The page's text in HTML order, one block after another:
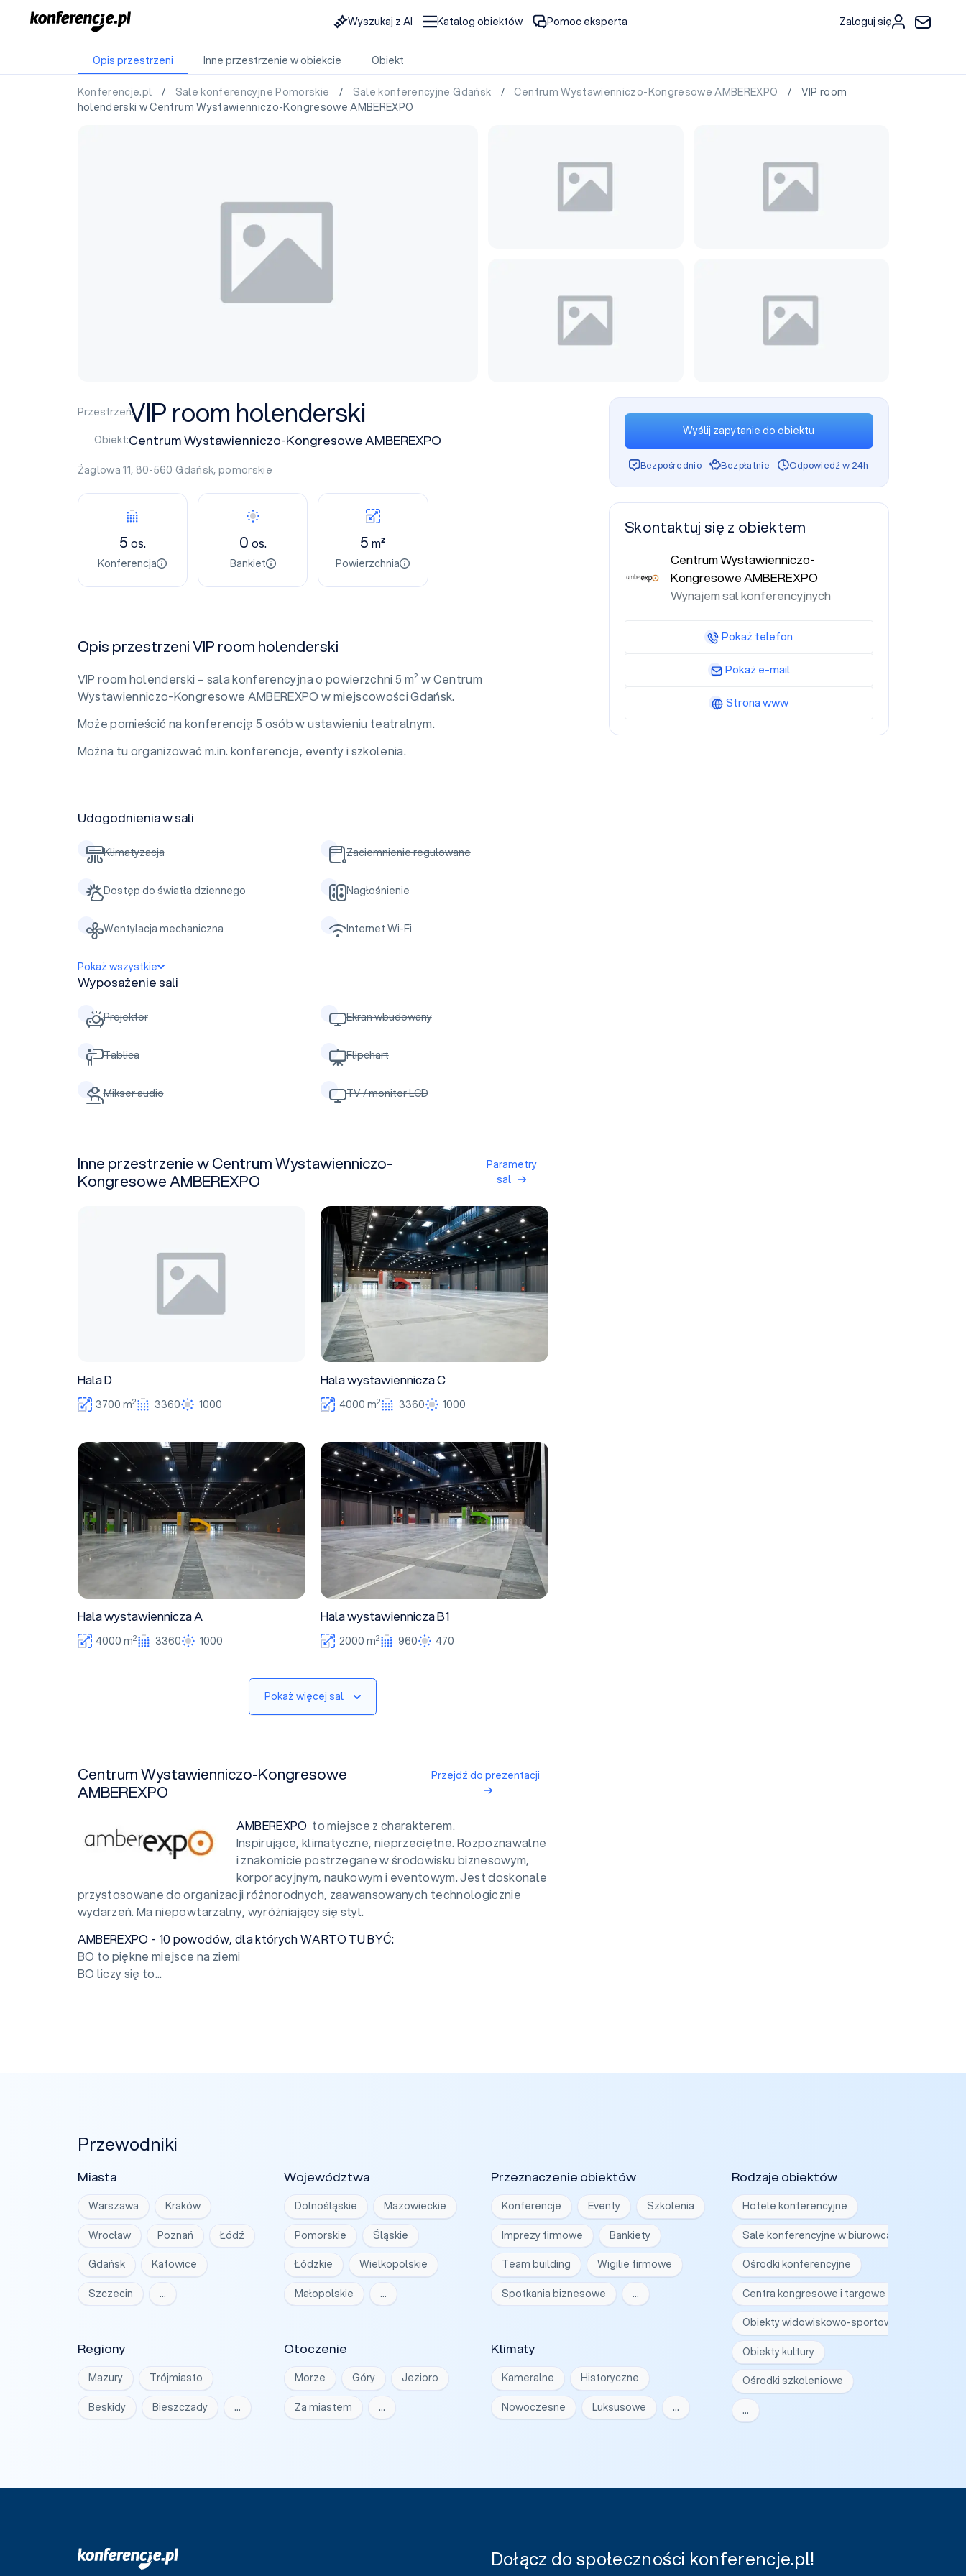
Wyszukaj z AI Katalog obiektów Pomoc eksperta Zaloguj się
Opis przestrzeni Inne przestrzenie w obiekcie Obiekt
Konferencje.pl / Sale konferencyjne Pomorskie / Sale konferencyjne Gdańsk /Centrum Wystawienniczo-Kongresowe AMBEREXPO
/ VIP room
holenderski w Centrum Wystawienniczo-Kongresowe AMBEREXPO
Przestrzeń:VIP room holenderski
Obiekt:Centrum Wystawienniczo-Kongresowe AMBEREXPO
Żaglowa 11, 80-560Gdańsk, pomorskie
5 os.
Konferencja
0 os.
Bankiet
5m²
Powierzchnia
Opis przestrzeni VIP room holenderski
VIP room holenderski – sala konferencyjna o powierzchni 5 m² w Centrum
Wystawienniczo-Kongresowe AMBEREXPO w miejscowości Gdańsk.
Może pomieścić na konferencję 5 osób w ustawieniu teatralnym.
Można tu organizować m.in. konferencje, eventy i szkolenia.
Udogodnienia w sali
Klimatyzacja Zaciemnienie regulowane
Dostęp do światła dziennego Nagłośnienie
Wentylacja mechaniczna Internet Wi-Fi
Pokaż wszystkie
Wyposażenie sali
Projektor Ekran wbudowany
Tablica Flipchart
Mikser audio TV / monitor LCD
Inne przestrzenie w Centrum Wystawienniczo-
Kongresowe AMBEREXPO
Parametry
sal
Hala D
3700 m2 3360 1000
Hala wystawiennicza C
Hala wystawiennicza C
4000 m2 3360 1000
Hala wystawiennicza A
Hala wystawiennicza A
4000 m2 3360 1000
Hala wystawiennicza B1
Hala wystawiennicza B1
2000 m2 960 470
Pokaż więcej sal
Centrum Wystawienniczo-Kongresowe
AMBEREXPO
Przejdź do prezentacji
AMBEREXPO to miejsce z charakterem.
Inspirujące, klimatyczne, nieprzeciętne. Rozpoznawalne
i znakomicie postrzegane w środowisku biznesowym,
korporacyjnym, naukowym i eventowym. Jest doskonale
przystosowane do organizacji różnorodnych, zaawansowanych technologicznie
wydarzeń. Ma niepowtarzalny, wyróżniający się styl.
AMBEREXPO - 10 powodów, dla których WARTO TU BYĆ:
BO to piękne miejsce na ziemi
BO liczy się to...
Wyślij zapytanie do obiektu
Bezpośrednio Bezpłatnie Odpowiedź w 24h
Skontaktuj się z obiektem
Centrum Wystawienniczo-
Kongresowe AMBEREXPO
Wynajem sal konferencyjnych
Pokaż telefon
Pokaż e-mail
Strona www
Przewodniki
Miasta
Warszawa Kraków
Wrocław Poznań Łódź
Gdańsk Katowice
Szczecin …
Województwa
Dolnośląskie Mazowieckie
Pomorskie Śląskie
Łódzkie Wielkopolskie
Małopolskie …
Regiony
Mazury Trójmiasto
Beskidy Bieszczady …
Otoczenie
Morze Góry Jezioro
Za miastem …
Klimaty
Kameralne Historyczne
Nowoczesne Luksusowe …
Przeznaczenie obiektów
Konferencje Eventy Szkolenia
Imprezy firmowe Bankiety
Team building Wigilie firmowe
Spotkania biznesowe …
Rodzaje obiektów
Hotele konferencyjne
Sale konferencyjne w biurowcach
Ośrodki konferencyjne
Centra kongresowe i targowe
Obiekty widowiskowo-sportowe
Obiekty kultury
Ośrodki szkoleniowe
…
Dołącz do społeczności konferencje.pl!